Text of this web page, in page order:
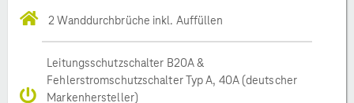
2 Wanddurchbrüche inkl. Auffüllen
Leitungsschutzschalter B20A &
Fehlerstromschutzschalter Typ A, 40A (deutscher
Markenhersteller)